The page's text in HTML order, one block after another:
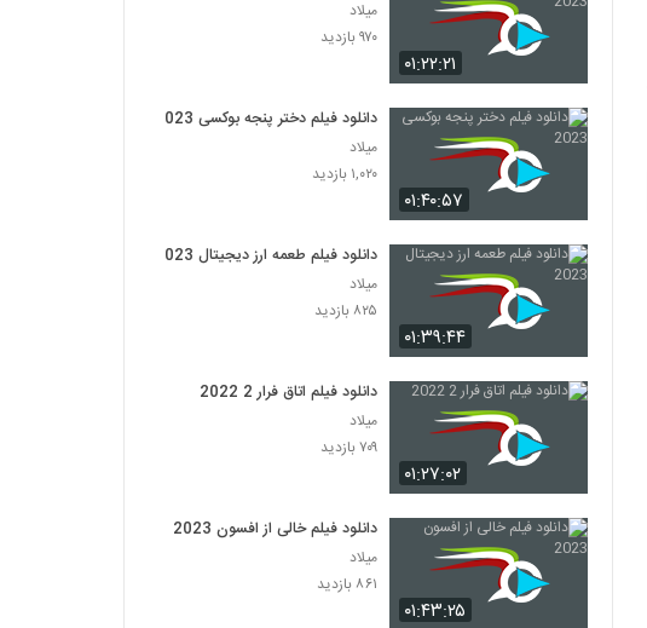
۰۱:۲۲:۲۱
میلاد
۹۷۰ بازدید
۰۱:۴۰:۵۷
دانلود فیلم دختر پنجه بوکسی 2023
میلاد
۱,۰۲۰ بازدید
۰۱:۳۹:۴۴
دانلود فیلم طعمه ارز دیجیتال 2023
میلاد
۸۲۵ بازدید
۰۱:۲۷:۰۲
دانلود فیلم اتاق فرار 2 2022
میلاد
۷۰۹ بازدید
۰۱:۴۳:۲۵
دانلود فیلم خالی از افسون 2023
میلاد
۸۶۱ بازدید